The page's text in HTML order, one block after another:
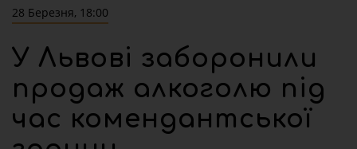
28 Березня, 18:00
У Львові заборонили
продаж алкоголю під
час комендантської